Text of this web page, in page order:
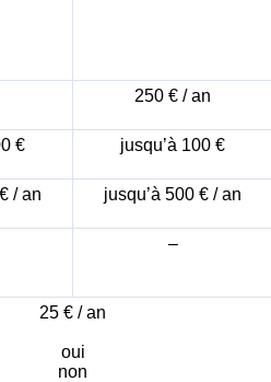
250 € / an
€ jusqu’à 100 €
/ an jusqu’à 500 € / an
–
25 € / an
oui
non